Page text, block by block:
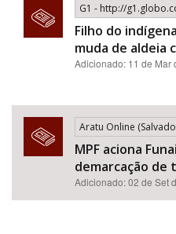
G1 - http://
Filho do
muda de aldeia
Adicionado: 11 de Mar
Aratu Online
MPF aciona
demarcação de
Adicionado: 02 de Set